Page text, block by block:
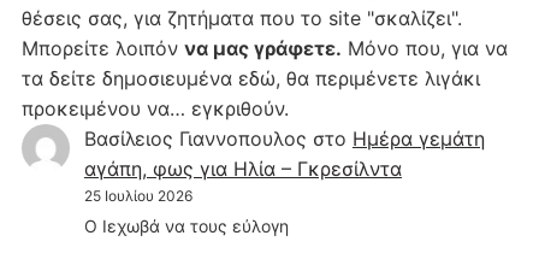
θέσεις σας, για ζητήματα που το site "σκαλίζει".
Μπορείτε λοιπόν να μας γράφετε. Μόνο που, για να
τα δείτε δημοσιευμένα εδώ, θα περιμένετε λιγάκι
προκειμένου να… εγκριθούν.
Βασίλειος Γιαννοπουλος στο Hμέρα γεμάτη
αγάπη, φως για Ηλία – Γκρεσίλντα
25 Ιουλίου 2026
Ο Ιεχωβά να τους εύλογη